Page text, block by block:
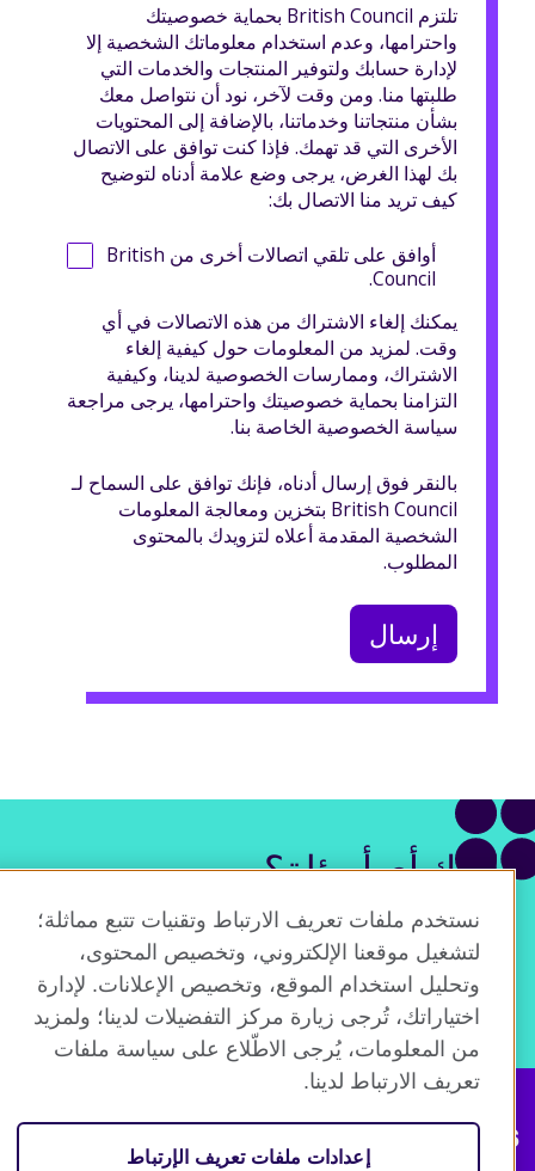
تلتزم British Council بحماية خصوصيتك
واحترامها، وعدم استخدام معلوماتك الشخصية إلا
لإدارة حسابك ولتوفير المنتجات والخدمات التي
طلبتها منا. ومن وقت لآخر، نود أن نتواصل معك
بشأن منتجاتنا وخدماتنا، بالإضافة إلى المحتويات
الأخرى التي قد تهمك. فإذا كنت توافق على الاتصال
بك لهذا الغرض، يرجى وضع علامة أدناه لتوضيح
كيف تريد منا الاتصال بك:
أوافق على تلقي اتصالات أخرى من British
Council.
يمكنك إلغاء الاشتراك من هذه الاتصالات في أي
وقت. لمزيد من المعلومات حول كيفية إلغاء
الاشتراك، وممارسات الخصوصية لدينا، وكيفية
التزامنا بحماية خصوصيتك واحترامها، يرجى مراجعة
سياسة الخصوصية الخاصة بنا.
بالنقر فوق إرسال أدناه، فإنك توافق على السماح لـ
British Council بتخزين ومعالجة المعلومات
الشخصية المقدمة أعلاه لتزويدك بالمحتوى
المطلوب.
لديك أي أسئلة؟
تحدث إلى أحد مستشارينا.
احجز استشارة
Connect with us
نستخدم ملفات تعريف الارتباط وتقنيات تتبع مماثلة؛
لتشغيل موقعنا الإلكتروني، وتخصيص المحتوى،
وتحليل استخدام الموقع، وتخصيص الإعلانات. لإدارة
اختياراتك، تُرجى زيارة مركز التفضيلات لدينا؛ ولمزيد
من المعلومات، يُرجى الاطّلاع على سياسة ملفات
تعريف الارتباط لدينا.
إعدادات ملفات تعريف الإرتباط